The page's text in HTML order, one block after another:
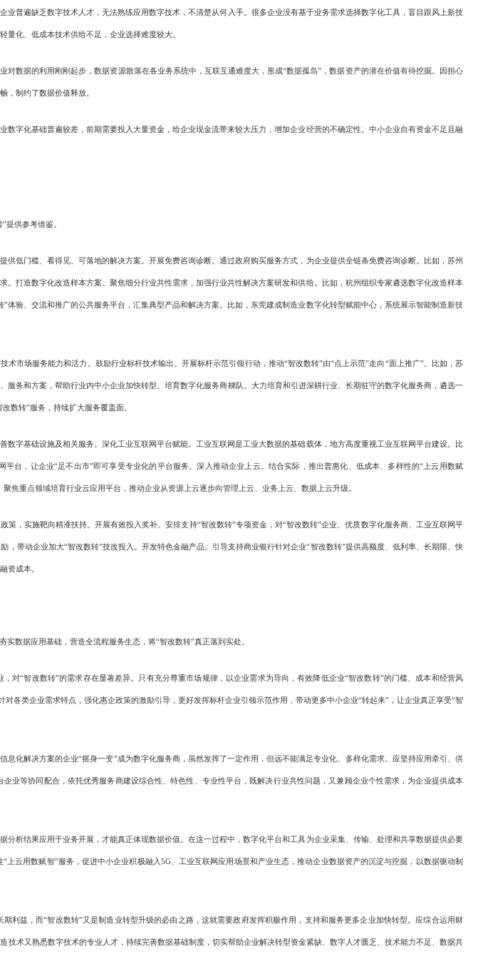
遍缺乏数字技术人才，无法熟练应用数字技术，不清楚从何入手。很多企业没有基于业务需求选择数字化工具，盲目跟风上新技
化、低成本技术供给不足，企业选择难度较大。
据的利用刚刚起步，数据资源散落在各业务系统中，互联互通难度大，形成“数据孤岛”，数据资产的潜在价值有待挖掘。因担心
，制约了数据价值释放。
化基础普遍较差，前期需要投入大量资金，给企业现金流带来较大压力，增加企业经营的不确定性。中小企业自有资金不足且融
供参考借鉴。
门槛、看得见、可落地的解决方案。开展免费咨询诊断。通过政府购买服务方式，为企业提供全链条免费咨询诊断。比如，苏州
打造数字化改造样本方案。聚焦细分行业共性需求，加强行业共性解决方案研发和供给。比如，杭州组织专家遴选数字化改造样本
验、交流和推广的公共服务平台，汇集典型产品和解决方案。比如，东莞建成制造业数字化转型赋能中心，系统展示智能制造新技
场服务能力和活力。鼓励行业标杆技术输出。开展标杆示范引领行动，推动“智改数转”由“点上示范”走向“面上推广”。比如，苏
务和方案，帮助行业内中小企业加快转型。培育数字化服务商梯队。大力培育和引进深耕行业、长期驻守的数字化服务商，遴选一
数转”服务，持续扩大服务覆盖面。
基础设施及相关服务。深化工业互联网平台赋能。工业互联网是工业大数据的基础载体，地方高度重视工业互联网平台建设。比
台，让企业“足不出市”即可享受专业化的平台服务。深入推动企业上云。结合实际，推出普惠化、低成本、多样性的“上云用数赋
重点领域培育行业云应用平台，推动企业从资源上云逐步向管理上云、业务上云、数据上云升级。
实施靶向精准扶持。开展有效投入奖补。安排支持“智改数转”专项资金，对“智改数转”企业、优质数字化服务商、工业互联网平
带动企业加大“智改数转”技改投入。开发特色金融产品。引导支持商业银行针对企业“智改数转”提供高额度、低利率、长期限、快
资成本。
数据应用基础，营造全流程服务生态，将“智改数转”真正落到实处。
“智改数转”的需求存在显著差异。只有充分尊重市场规律，以企业需求为导向，有效降低企业“智改数转”的门槛、成本和经营风
各类企业需求特点，强化惠企政策的激励引导，更好发挥标杆企业引领示范作用，带动更多中小企业“转起来”，让企业真正享受“智
解决方案的企业“摇身一变”成为数字化服务商，虽然发挥了一定作用，但远不能满足专业化、多样化需求。应坚持应用牵引、供
业等协同配合，依托优秀服务商建设综合性、特色性、专业性平台，既解决行业共性问题，又兼顾企业个性需求，为企业提供成本
结果应用于业务开展，才能真正体现数据价值。在这一过程中，数字化平台和工具为企业采集、传输、处理和共享数据提供必要
云用数赋智”服务，促进中小企业积极融入5G、工业互联网应用场景和产业生态，推动企业数据资产的沉淀与挖掘，以数据驱动制
益，而“智改数转”又是制造业转型升级的必由之路，这就需要政府发挥积极作用，支持和服务更多企业加快转型。应综合运用财
术又熟悉数字技术的专业人才，持续完善数据基础制度，切实帮助企业解决转型资金紧缺、数字人才匮乏、技术能力不足、数据共